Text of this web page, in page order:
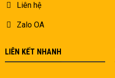
Liên hệ
Zalo OA
LIÊN KẾT NHANH